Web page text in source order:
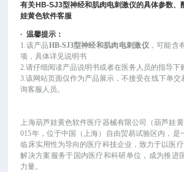
有关 HB-SJ3型神经和肌肉电刺激仪的具体参数、
娃黄色软件客服
·温馨提示：
1.该产品HB-SJ3型神经和肌肉电刺激仪，可能含
项，具体详见说明书
2.请仔细阅读产品说明书或者在医务人员的指导下
3.该网站页面仅作为产品展示，不接受在线下单交
询客服人员。
上海葫芦娃黄色软件医疗器械有限公司（葫芦娃
015年，位于中国（上海）自由贸易试验区内，是
临床实用性为导向的医疗科技企业，致力于以医
解决方案服务于国内医疗和科研单位，成为推进
力量。